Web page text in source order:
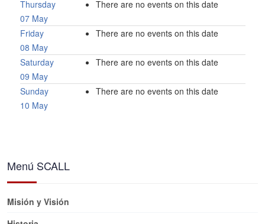
Thursday
07 May
There are no events on this date
Friday
08 May
There are no events on this date
Saturday
09 May
There are no events on this date
Sunday
10 May
There are no events on this date
Menú SCALL
Misión y Visión